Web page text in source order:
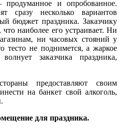
и опробованное.
сразу несколько вариантов
бюджет праздника. Заказчику
что наиболее его устраивает. Ни
ни часовых стояний у
тесто не поднимется, а жаркое
заказчика праздника,
предоставляют своим
на банкет свой алкоголь,
для праздника.